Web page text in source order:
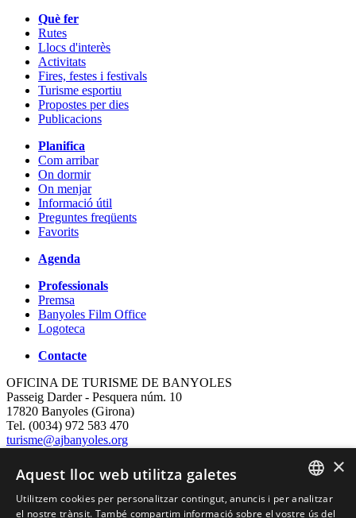
Què fer
Rutes
Llocs d'interès
Activitats
Fires, festes i festivals
Turisme esportiu
Propostes per dies
Publicacions
Planifica
Com arribar
On dormir
On menjar
Informació útil
Preguntes freqüents
Favorits
Agenda
Professionals
Premsa
Banyoles Film Office
Logoteca
Contacte
OFICINA DE TURISME DE BANYOLES
Passeig Darder - Pesquera núm. 10
17820 Banyoles (Girona)
Tel. (0034) 972 583 470
turisme@ajbanyoles.org
Segueix-nos
CATALAN
×
Aquest lloc web utilitza galetes
Utilitzem cookies per personalitzar contingut, anuncis i per analitzar
el nostre trànsit. També compartim informació sobre el vostre ús del